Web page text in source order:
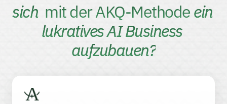
sich mit der AKQ-Methode ein
lukratives AI Business
aufzubauen?